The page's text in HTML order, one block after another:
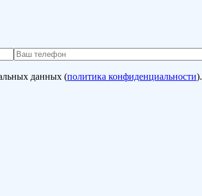
данных (политика конфиденциальности).